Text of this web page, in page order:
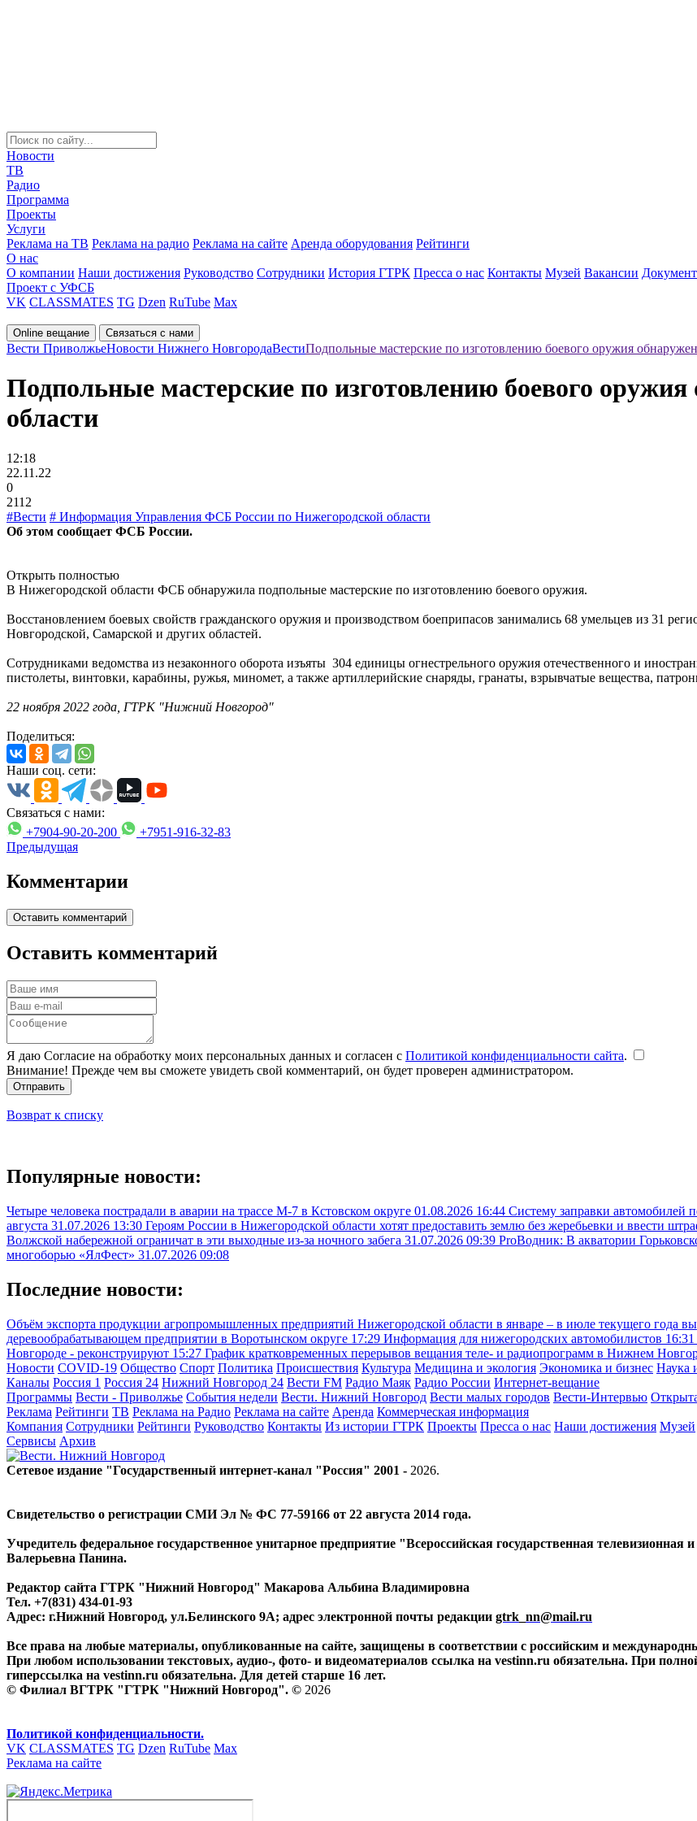
Новости
ТВ
Радио
Программа
Проекты
Услуги
Реклама на ТВ Реклама на радио Реклама на сайте Аренда оборудования Рейтинги
О нас
О компании Наши достижения Руководство Сотрудники История ГТРК Пресса о нас Контакты Музей Вакансии
Проект с УФСБ
VK CLASSMATES TG Dzen RuTube Max
Online вещание Связаться с нами
Вести ПриволжьеНовости Нижнего НовгородаВестиПодпольные мастерские по изготовлению боевого оружия
Подпольные мастерские по изготовлению боевого
области
12:18
22.11.22
0
2112
#Вести # Информация Управления ФСБ России по Нижегородской области
Об этом сообщает ФСБ России.
Открыть полностью
В Нижегородской области ФСБ обнаружила подпольные мастерские по изготовлению боевого оружия.
Восстановлением боевых свойств гражданского оружия и производством боеприпасов занимались 68 умельцев из 31
Новгородской, Самарской и других областей.
Сотрудниками ведомства из незаконного оборота изъяты 304 единицы огнестрельного оружия отечественного и
пистолеты, винтовки, карабины, ружья, миномет, а также артиллерийские снаряды, гранаты, взрывчатые вещества,
22 ноября 2022 года, ГТРК "Нижний Новгород"
Поделиться:
Наши соц. сети:
Связаться с нами:
+7904-90-20-200
+7951-916-32-83
Предыдущая
Комментарии
Оставить комментарий
Оставить комментарий
Я даю Согласие на обработку моих персональных данных и согласен с Политикой конфиденциальности сайта.
Внимание! Прежде чем вы сможете увидеть свой комментарий, он будет проверен администратором.
Отправить
Возврат к списку
Популярные новости:
Четыре человека пострадали в аварии на трассе М-7 в Кстовском округе 01.08.2026 16:44 Систему заправки автомобилей
августа 31.07.2026 13:30 Героям России в Нижегородской области хотят предоставить землю без жеребьевки и ввести
Волжской набережной ограничат в эти выходные из-за ночного забега 31.07.2026 09:39 ProВодник: В акватории
многоборью «ЯлФест» 31.07.2026 09:08
Последние новости:
Объём экспорта продукции агропромышленных предприятий Нижегородской области в январе – в июле текущего года
деревообрабатывающем предприятии в Воротынском округе 17:29 Информация для нижегородских автомобилистов 16:31
Новгороде - реконструируют 15:27 График кратковременных перерывов вещания теле- и радиопрограмм в Нижнем
Новости COVID-19 Общество Спорт Политика Происшествия Культура Медицина и экология Экономика и бизнес Наука
Каналы Россия 1 Россия 24 Нижний Новгород 24 Вести FM Радио Маяк Радио России Интернет-вещание
Программы Вести - Приволжье События недели Вести. Нижний Новгород Вести малых городов Вести-Интервью
Реклама Рейтинги ТВ Реклама на Радио Реклама на сайте Аренда Коммерческая информация
Компания Сотрудники Рейтинги Руководство Контакты Из истории ГТРК Проекты Пресса о нас Наши достижения Музей
Сервисы Архив
Сетевое издание "Государственный интернет-канал "Россия" 2001 - 2026.
Свидетельство о регистрации СМИ Эл № ФС 77-59166 от 22 августа 2014 года.
Учредитель федеральное государственное унитарное предприятие "Всероссийская государственная
Валерьевна Панина.
Редактор сайта ГТРК "Нижний Новгород" Макарова Альбина Владимировна
Тел. +7(831) 434-01-93
Адрес: г.Нижний Новгород, ул.Белинского 9А; адрес электронной почты редакции gtrk_nn@mail.ru
Все права на любые материалы, опубликованные на сайте, защищены в соответствии с российским и
При любом использовании текстовых, аудио-, фото- и видеоматериалов ссылка на vestinn.ru обязательна. При
гиперссылка на vestinn.ru обязательна. Для детей старше 16 лет.
© Филиал ВГТРК "ГТРК "Нижний Новгород". © 2026
Политикой конфиденциальности.
VK CLASSMATES TG Dzen RuTube Max
Реклама на сайте